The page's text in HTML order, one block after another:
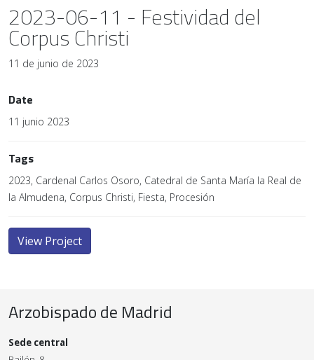
2023-06-11 - Festividad del
Corpus Christi
11 de junio de 2023
Date
11 junio 2023
Tags
2023, Cardenal Carlos Osoro, Catedral de Santa María la Real de
la Almudena, Corpus Christi, Fiesta, Procesión
View Project
Arzobispado de Madrid
Sede central